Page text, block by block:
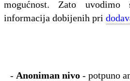
mogućnost. Zato uvodimo
informacija dobijenih pri
Anoniman nivo - potpuno